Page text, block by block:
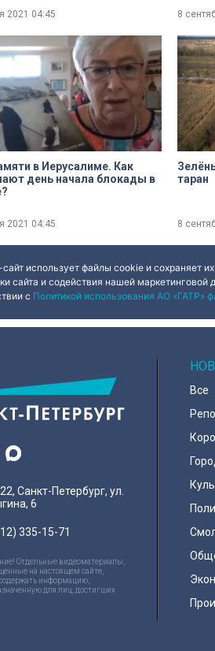
2021 04:45 8
в Иерусалиме. Как
день начала блокады в
2021 04:45
таран
8
использует файлы cookie и сохраняет
сайта и содействия нашей
с Политикой использования АО «ГАТР»
Санкт-Петербург, ул.
6
335-15-71
Отдельные видеоматериалы,
на настоящем сайте,
информацию,
для лиц, достигших
Все